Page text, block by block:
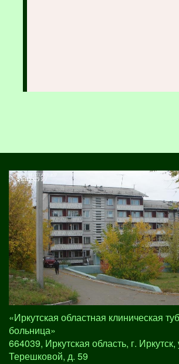
«Иркутская областная клиническая
больница»
664039, Иркутская область, г. Иркутск,
Терешковой, д. 59